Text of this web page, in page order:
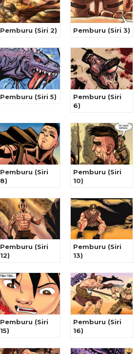
Pemburu (Siri 2) Pemburu (Siri 3)
Pemburu (Siri 5)
Pemburu (Siri
6)
Pemburu (Siri
8)
Pemburu (Siri
10)
Pemburu (Siri
12)
Pemburu (Siri
13)
Pemburu (Siri
15)
Pemburu (Siri
16)